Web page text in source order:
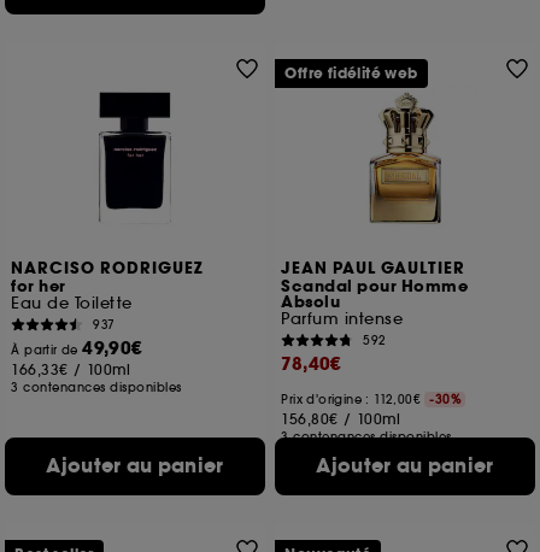
NARCISO RODRIGUEZ
for her
Eau de Toilette
937
À partir de49,90€
166,33€ / 100ml
3 contenances disponibles
Ajouter au panier
JEAN PAUL GAULTIER
Scandal pour Homme
Absolu
Parfum intense
592
78,40€
Prix d'origine : 112,00€ -30%
156,80€ / 100ml
3 contenances disponibles
Ajouter au panier
Offre fidélité web